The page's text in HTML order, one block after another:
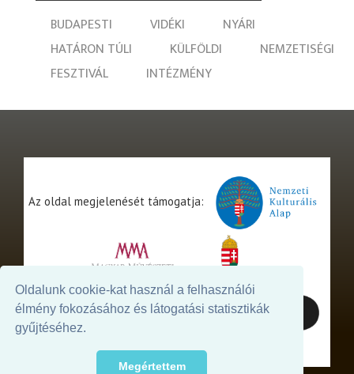
Oldalunk cookie-kat használ a felhasználói
élmény fokozásához és látogatási statisztikák
gyűjtéséhez.
Megértettem
BUDAPESTI VIDÉKI
NYÁRI
HATÁRON TÚLI
KÜLFÖLDI
NEMZETISÉGI
FESZTIVÁL
INTÉZMÉNY
Az oldal megjelenését támogatja: